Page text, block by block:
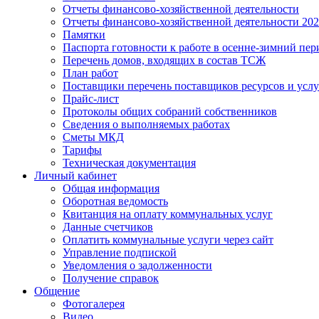
Отчеты финансово-хозяйственной деятельности
Отчеты финансово-хозяйственной деятельности
Памятки
Паспорта готовности к работе в осенне-зимний
Перечень домов, входящих в состав ТСЖ
План работ
Поставщики перечень поставщиков ресурсов и
Прайс-лист
Протоколы общих собраний собственников
Сведения о выполняемых работах
Сметы МКД
Тарифы
Техническая документация
Личный кабинет
Общая информация
Оборотная ведомость
Квитанция на оплату коммунальных услуг
Данные счетчиков
Оплатить коммунальные услуги через сайт
Управление подпиской
Уведомления о задолженности
Получение справок
Общение
Фотогалерея
Видео